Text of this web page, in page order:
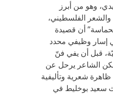
وهو من أبرز
الفلسطيني،
أن قصيدة
إسار وظيفي محدد
قبل أن يفي فنّ
الشاعر يرحل عن
شعرية وتأليفية
سعيد بوخليط في